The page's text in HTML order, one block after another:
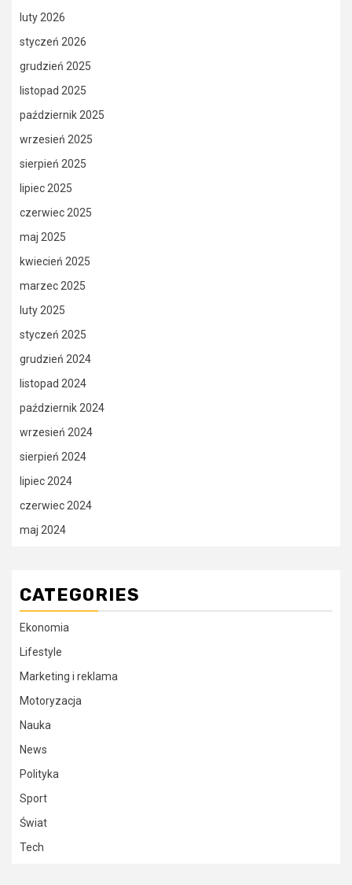
luty 2026
styczeń 2026
grudzień 2025
listopad 2025
październik 2025
wrzesień 2025
sierpień 2025
lipiec 2025
czerwiec 2025
maj 2025
kwiecień 2025
marzec 2025
luty 2025
styczeń 2025
grudzień 2024
listopad 2024
październik 2024
wrzesień 2024
sierpień 2024
lipiec 2024
czerwiec 2024
maj 2024
CATEGORIES
Ekonomia
Lifestyle
Marketing i reklama
Motoryzacja
Nauka
News
Polityka
Sport
Świat
Tech